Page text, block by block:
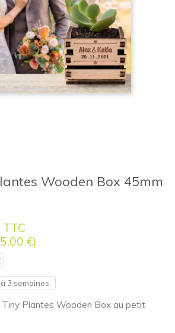
Wooden Box 45mm
TTC
€)
3 semaines
Plantes Wooden Box au petit